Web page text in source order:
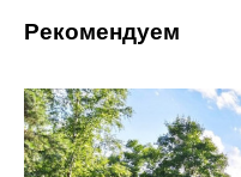
Рекомендуем